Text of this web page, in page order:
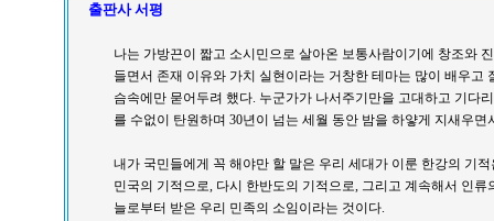
출판사 서평
나는 가방끈이 짧고 소시민으로 살아온 보통사람이기에 창조와
들면서 존재 이유와 가치 실현이라는 거창한 테마는 많이 배우고
슴속에만 묻어두려 했다. 누군가가 나서주기만을 고대하고 기다
를 수없이 탄원하며 30년이 넘는 세월 동안 밤을 하얗게 지새우면
내가 국민들에게 꼭 해야만 할 말은 우리 세대가 이룬 한강의 기
민국의 기적으로, 다시 한반도의 기적으로, 그리고 계속해서 인
늘로부터 받은 우리 민족의 소임이라는 것이다.